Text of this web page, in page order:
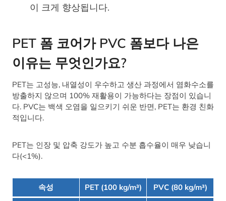
이 크게 향상됩니다.
PET 폼 코어가 PVC 폼보다 나은
이유는 무엇인가요?
PET는 고성능, 내열성이 우수하고 생산 과정에서 염화수소를
방출하지 않으며 100% 재활용이 가능하다는 장점이 있습니
다. PVC는 백색 오염을 일으키기 쉬운 반면, PET는 환경 친화
적입니다.
PET는 인장 및 압축 강도가 높고 수분 흡수율이 매우 낮습니
다(<1%).
속성 PET (100 kg/m³) PVC (80 kg/m³)